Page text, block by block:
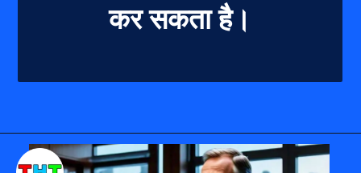
कर सकता है।